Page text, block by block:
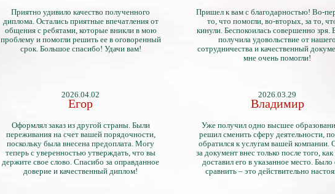
Приятно удивило качество полученного
диплома. Остались приятные впечатления от
общения с ребятами, которые вникли в мою
проблему и помогли решить ее в оговоренный
срок. Большое спасибо! Удачи вам!
Пришел к вам с благодарностью! Во-
то, что помогли, во-вторых, за то,
кинули. Беспокоилась совершенно зря.
получила удовольствие от нашего
сотрудничества и качественный
мне очень помогли!
2026.04.02
Егор
Оформлял заказ из другой страны. Были
переживания на счет вашей порядочности,
поскольку была внесена предоплата. Могу
теперь с уверенностью утверждать, что вы
держите свое слово. Спасибо за оправданное
доверие и качественный диплом!
2026.03.29
Владимир
Уже получил одно высшее
решил сменить сферу деятельности,
обратился к услугам вашей компании.
за документ внес только после того,
доставил его в указанное место. Было
сравнить – это действительно